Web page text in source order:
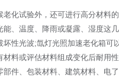
化试验外，还可进行高分材料
、温度、降雨或凝露、湿度这
性光波;氙灯光照加速老化箱可
料或评估材料组成变化后耐用
件、包装材料、建筑材料、电了